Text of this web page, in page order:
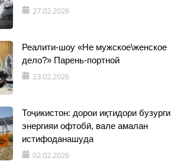
27.02.2026
Реалити-шоу «Не мужское\женское
дело?» Парень-портной
23.02.2026
Тоҷикистон: дорои иқтидори бузурги
энергияи офтобӣ, вале амалан
истифоданашуда
02.02.2026